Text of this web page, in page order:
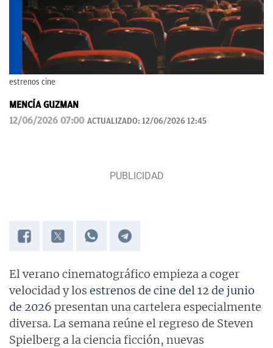
estrenos cine
MENCÍA GUZMAN
12/06/2026 07:00 ACTUALIZADO: 12/06/2026 12:45
El verano cinematográfico empieza a coger
velocidad y los estrenos de cine del 12 de junio
de 2026 presentan una cartelera especialmente
diversa. La semana reúne el regreso de Steven
Spielberg a la ciencia ficción, nuevas